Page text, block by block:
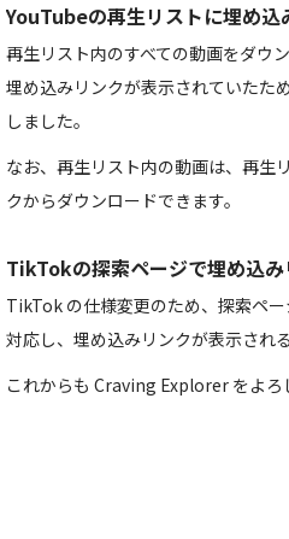
YouTubeの再生リストに埋め
再生リスト内のすべての動画をダウ
埋め込みリンクが表示されていたた
しました。
なお、再生リスト内の動画は、再生
クからダウンロードできます。
TikTokの探索ページで埋め込
TikTok の仕様変更のため、探索ペ
対応し、埋め込みリンクが表示され
これからも Craving Explorer をよろ